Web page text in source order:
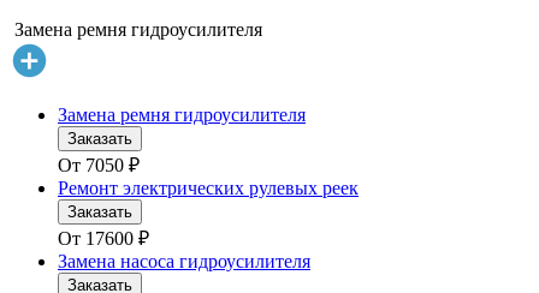
Замена ремня гидроусилителя
Замена ремня гидроусилителя
Заказать
От 7050 ₽
Ремонт электрических рулевых реек
Заказать
От 17600 ₽
Замена насоса гидроусилителя
Заказать